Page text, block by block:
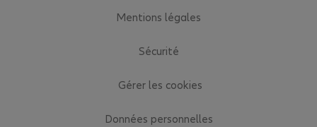
Mentions légales
Sécurité
Gérer les cookies
Données personnelles